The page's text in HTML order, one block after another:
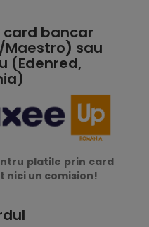
card bancar
sau
(Edenred,
platile prin card
nici un comision!